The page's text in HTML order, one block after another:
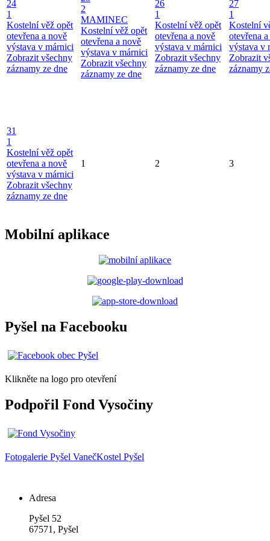
24
1
Kostelní věž opět
otevřena a nově
výstava v márnici
Zobrazit všechny
záznamy ze dne
2
MAMINEC
Kostelní věž opět
otevřena a nově
výstava v márnici
Zobrazit všechny
záznamy ze dne
26
1
Kostelní věž opět
otevřena a nově
výstava v márnici
Zobrazit všechny
záznamy ze dne
27
1
Kostelní
otevřena
výstava v
Zobrazit
záznamy
31
1
Kostelní věž opět
otevřena a nově
výstava v márnici
Zobrazit všechny
záznamy ze dne
1 2 3
Mobilní aplikace
Pyšel na Facebooku
Klikněte na logo pro otevření
Podpořil Fond Vysočiny
Fotogalerie Pyšel VanečKostel Pyšel
Adresa
Pyšel 52
67571, Pyšel